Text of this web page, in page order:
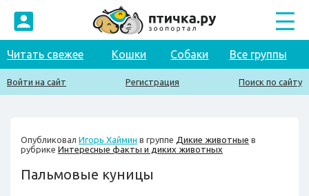
Читать свежее Кошки Собаки Все группы
Войти на сайт Регистрация Поиск по сайту
Опубликовал Игорь Хаймин в группе Дикие животные в
рубрике Интересные факты и диких животных
Пальмовые куницы